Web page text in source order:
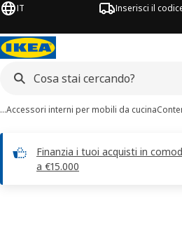
IT Inserisci il
…Accessori interni per mobili da cucina
Finanzia i tuoi acquisti in
a €15.000